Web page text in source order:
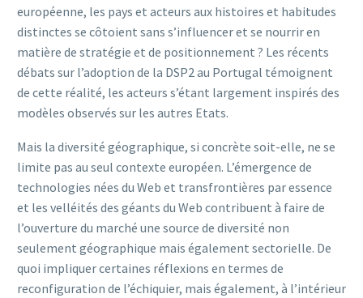
européenne, les pays et acteurs aux histoires et habitudes
distinctes se côtoient sans s’influencer et se nourrir en
matière de stratégie et de positionnement ? Les récents
débats sur l’adoption de la DSP2 au Portugal témoignent
de cette réalité, les acteurs s’étant largement inspirés des
modèles observés sur les autres Etats.
Mais la diversité géographique, si concrète soit-elle, ne se
limite pas au seul contexte européen. L’émergence de
technologies nées du Web et transfrontières par essence
et les velléités des géants du Web contribuent à faire de
l’ouverture du marché une source de diversité non
seulement géographique mais également sectorielle. De
quoi impliquer certaines réflexions en termes de
reconfiguration de l’échiquier, mais également, à l’intérieur